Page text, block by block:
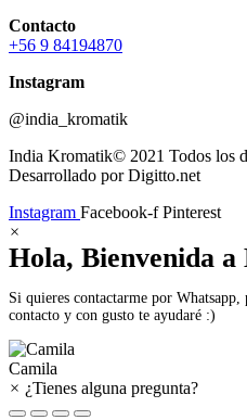
Contacto
+56 9 84194870
Instagram
@india_kromatik
India Kromatik© 2021 Todos los
Desarrollado por Digitto.net
Instagram Facebook-f Pinterest
×
Hola, Bienvenida
Si quieres contactarme por
contacto y con gusto te ayudaré :)
Camila
× ¿Tienes alguna pregunta?